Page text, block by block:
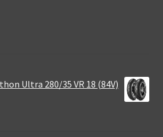
Ultra 280/35 VR 18 (84V)